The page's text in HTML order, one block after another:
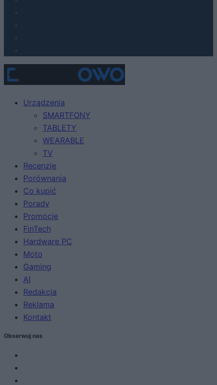
Urządzenia
SMARTFONY
TABLETY
WEARABLE
TV
Recenzje
Porównania
Co kupić
Porady
Promocje
FinTech
Hardware PC
Moto
Gaming
AI
Redakcja
Reklama
Kontakt
Obserwuj nas